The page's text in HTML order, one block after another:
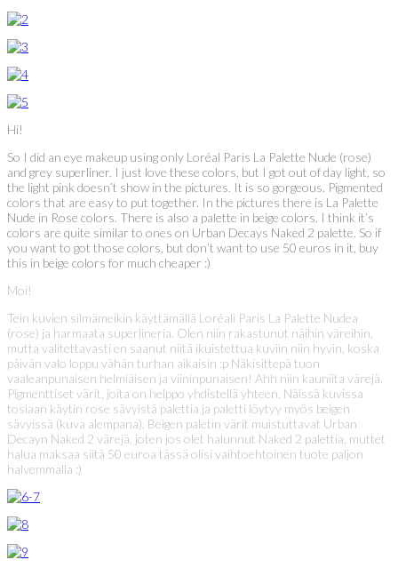
Hi!
So I did an eye makeup using only Loréal Paris La Palette Nude (rose)
and grey superliner. I just love these colors, but I got out of day light, so
the light pink doesn’t show in the pictures. It is so gorgeous. Pigmented
colors that are easy to put together. In the pictures there is La Palette
Nude in Rose colors. There is also a palette in beige colors. I think it’s
colors are quite similar to ones on Urban Decays Naked 2 palette. So if
you want to got those colors, but don’t want to use 50 euros in it, buy
this in beige colors for much cheaper :)
Moi!
Tein kuvien silmämeikin käyttämällä Loréali Paris La Palette Nudea
(rose) ja harmaata superlineria. Olen niin rakastunut näihin väreihin,
mutta valitettavasti en saanut niitä ikuistettua kuviin niin hyvin, koska
päivän valo loppu vähän turhan aikaisin :p Näkisittepä tuon
vaaleanpunaisen helmiäisen ja viininpunaisen! Ahh niin kauniita värejä.
Pigmenttiset värit, joita on helppo yhdistellä yhteen. Näissä kuvissa
tosiaan käytin rose sävyistä palettia ja paletti löytyy myös beigen
sävyissä (kuva alempana). Beigen paletin värit muistuttavat Urban
Decayn Naked 2 värejä, joten jos olet halunnut Naked 2 palettia, muttet
halua maksaa siitä 50 euroa tässä olisi vaihtoehtoinen tuote paljon
halvemmalla :)